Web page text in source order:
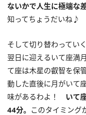
ないかで人生に極端な
知ってちょうだいね♪
そして切り替わってい
翌日に迎えるいて座満
て座は木星の叡智を保
動した直後に月がいて
味があるわよ！ いて
44分。 このタイミング